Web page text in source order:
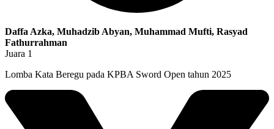
Daffa Azka, Muhadzib Abyan, Muhammad Mufti, Rasyad
Fathurrahman
Juara 1
Lomba Kata Beregu pada KPBA Sword Open tahun 2025